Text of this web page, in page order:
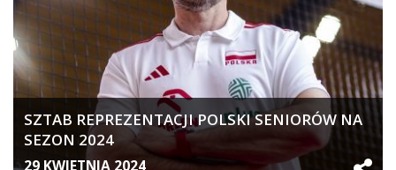
SZTAB REPREZENTACJI POLSKI SENIORÓW NA
SEZON 2024
29 KWIETNIA 2024